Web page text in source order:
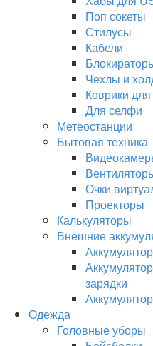
Поп сокеты
Стилусы
Кабели
Чехлы и
Коврики
Для селфи
Метеостанции
Бытовая техника
Очки
Проекторы
Калькуляторы
Внешние
зарядки
Одежда
Головные уборы